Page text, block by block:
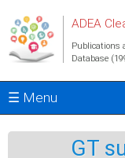
ADEA
Publications
Database
☰ Menu
GT